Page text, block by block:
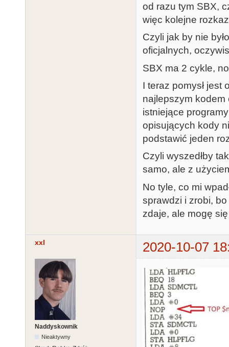
od razu tym SBX,
więc kolejne
Czyli jak by nie
oficjalnych,
SBX ma 2 cykle,
I teraz pomysł jest
najlepszym kodem
istniejące
opisujących kody
podstawić jeden
Czyli wyszedłby
samo, ale z
No tyle, co mi
sprawdzi i zrobi,
zdaje, ale mogę
xxl 2020-10-07
Naddyskownik
Nieaktywny